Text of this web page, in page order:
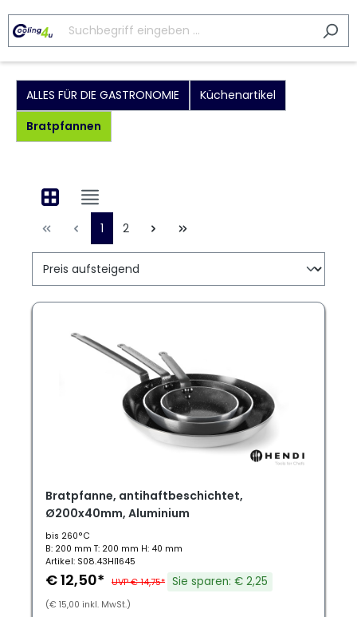
ALLES FÜR DIE GASTRONOMIE
Küchenartikel
Bratpfannen
1 2
Bratpfanne, antihaftbeschichtet,
Ø200x40mm, Aluminium
bis 260°C
B: 200 mm T: 200 mm H: 40 mm
Artikel: S08.43HI1645
€ 12,50* UVP € 14,75* Sie sparen: € 2,25
(€ 15,00 inkl. MwSt.)